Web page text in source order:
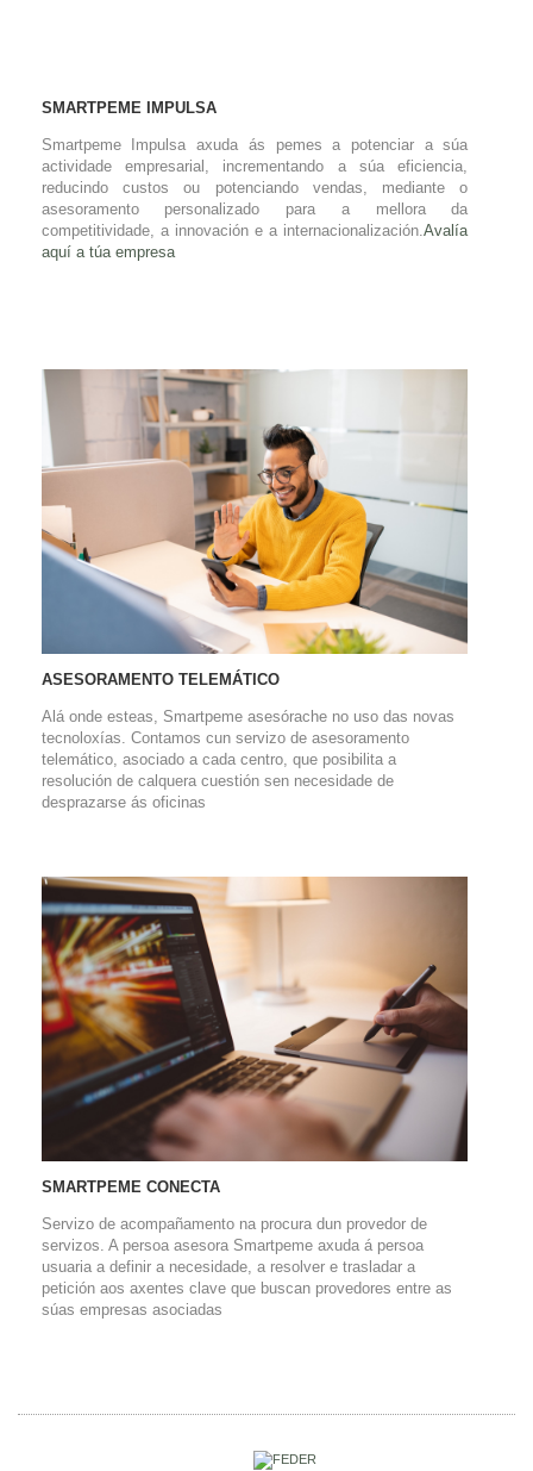
SMARTPEME IMPULSA
Smartpeme Impulsa axuda ás pemes a potenciar a súa
actividade empresarial, incrementando a súa eficiencia,
reducindo custos ou potenciando vendas, mediante o
asesoramento personalizado para a mellora da
competitividade, a innovación e a internacionalización.Avalía
aquí a túa empresa
ASESORAMENTO TELEMÁTICO
Alá onde esteas, Smartpeme asesórache no uso das novas
tecnoloxías. Contamos cun servizo de asesoramento
telemático, asociado a cada centro, que posibilita a
resolución de calquera cuestión sen necesidade de
desprazarse ás oficinas
SMARTPEME CONECTA
Servizo de acompañamento na procura dun provedor de
servizos. A persoa asesora Smartpeme axuda á persoa
usuaria a definir a necesidade, a resolver e trasladar a
petición aos axentes clave que buscan provedores entre as
súas empresas asociadas